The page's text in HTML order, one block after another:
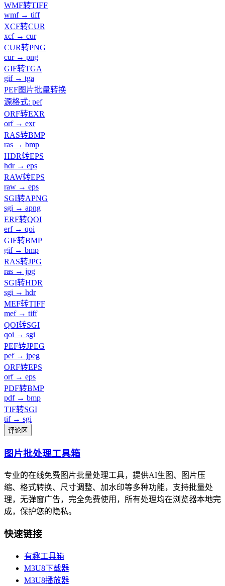
WMF转TIFF
wmf → tiff
XCF转CUR
xcf → cur
CUR转PNG
cur → png
GIF转TGA
gif → tga
PEF图片批量转换
源格式: pef
ORF转EXR
orf → exr
RAS转BMP
ras → bmp
HDR转EPS
hdr → eps
RAW转EPS
raw → eps
SGI转APNG
sgi → apng
ERF转QOI
erf → qoi
GIF转BMP
gif → bmp
RAS转JPG
ras → jpg
SGI转HDR
sgi → hdr
MEF转TIFF
mef → tiff
QOI转SGI
qoi → sgi
PEF转JPEG
pef → jpeg
ORF转EPS
orf → eps
PDF转BMP
pdf → bmp
TIF转SGI
tif → sgi
评论区
图片批处理工具箱
专业的在线免费图片批量处理工具，提供AI生图、图片压
缩、格式转换、尺寸调整、加水印等多种功能，支持批量处
理，无弹窗广告，完全免费使用，所有处理均在浏览器本地完
成，保护您的隐私。
快速链接
有趣工具箱
M3U8下载器
M3U8播放器